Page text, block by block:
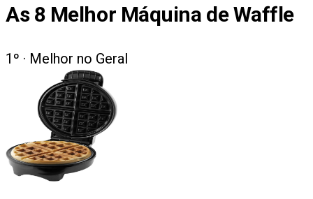
As 8 Melhor Máquina de Waffle
1 º · Melhor no Geral